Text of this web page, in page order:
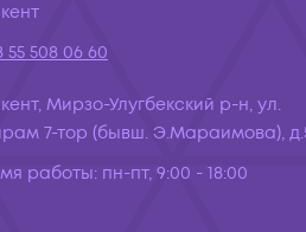
55 508 06 60
Мирзо-Улугбекский р-н, ул.
7-тор (бывш. Э.Мараимова),
работы: пн-пт, 9:00 - 18:00